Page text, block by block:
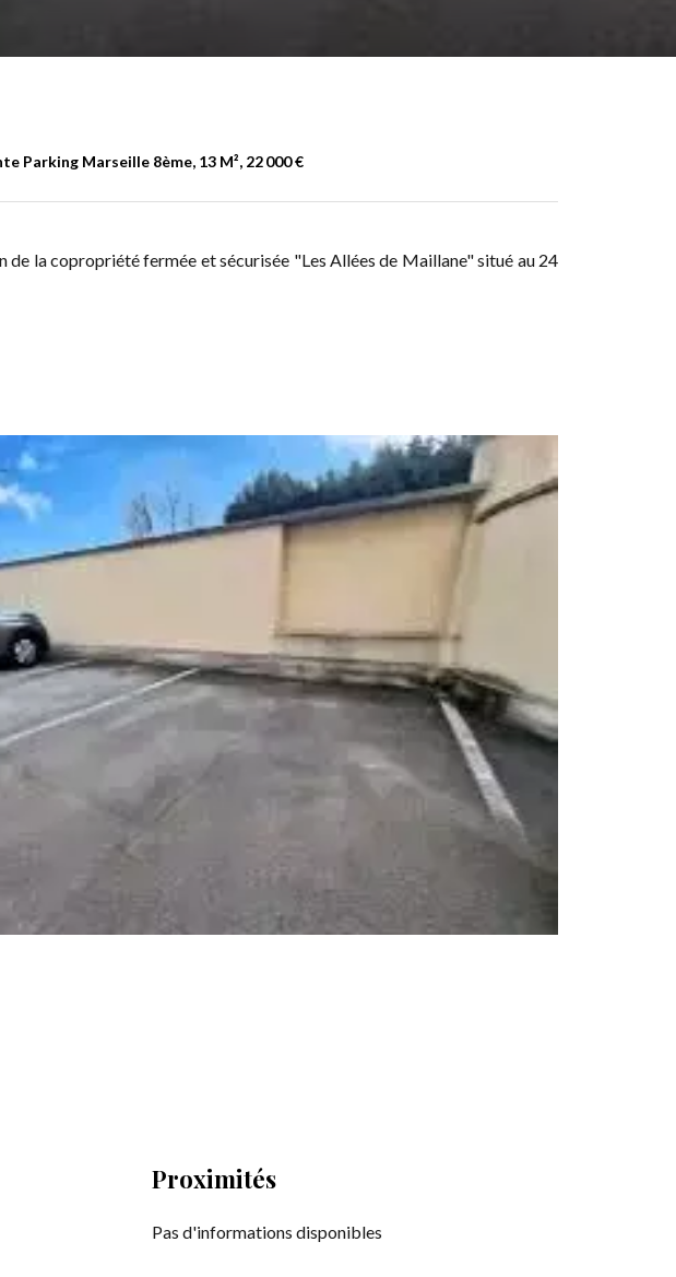
Parking Marseille 8ème, 13 M², 22 000 €
de la copropriété fermée et sécurisée "Les Allées de Maillane" situé au 24
Proximités
Pas d'informations disponibles